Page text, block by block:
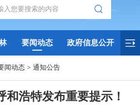
要闻动态 政府信息公开
政府数据
闻动态 >通知公告
和浩特发布重要提示！